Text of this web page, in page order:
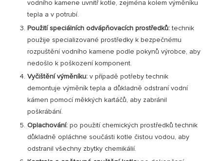
vodního kamene uvnitř kotle, zejména kolem výměníku
tepla a v potrubí.
Použití speciálních odvápňovacích prostředků:technik
použije specializované prostředky k bezpečnému
rozpuštění vodního kamene podle pokynů výrobce, aby
nedošlo k poškození komponent.
Vyčištění výměníku: v případě potřeby technik
demontuje výměník tepla a důkladně odstraní vodní
kámen pomocí měkkých kartáčů, aby zabránil
poškrábání.
Oplachování: po použití chemických prostředků technik
důkladně opláchne součásti kotle čistou vodou, aby
odstranil všechny zbytky chemikálií.